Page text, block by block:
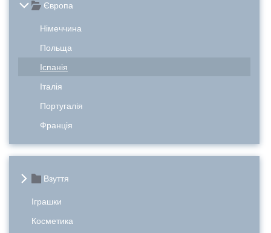
Європа
Німеччина
Польща
Іспанія
Італія
Португалія
Франція
Взуття
Іграшки
Косметика